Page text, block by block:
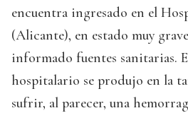
encuentra ingresado en el
(Alicante), en estado muy
informado fuentes sanitarias.
hospitalario se produjo en la
sufrir, al parecer, una